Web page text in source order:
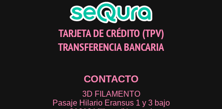
TARJETA DE CRÉDITO (TPV)
TRANSFERENCIA BANCARIA
CONTACTO
3D FILAMENTO
Pasaje Hilario Eransus 1 y 3 bajo